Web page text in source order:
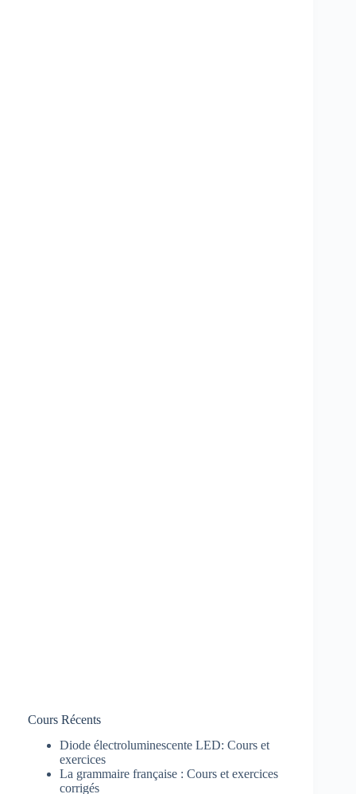
Cours Récents
Diode électroluminescente LED: Cours et
exercices
La grammaire française : Cours et exercices
corrigés